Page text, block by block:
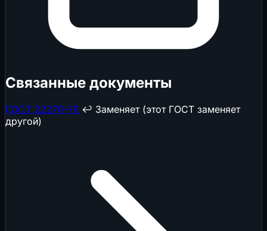
Связанные документы
ГОСТ 22270-76 ↩️ Заменяет (этот ГОСТ заменяет
другой)